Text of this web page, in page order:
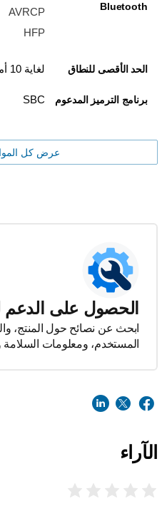
Bluetooth
AVRCP
HFP
الحد الأقصى للنطاق لغاية 10 أمتار
برنامج الترميز المدعوم SBC
عرض كل
الحصول على الدعم
ابحث عن نصائح حول المنتج،
المستخدم، ومعلومات السلامة
الآراء